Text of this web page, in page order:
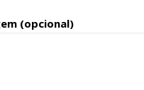
(opcional)